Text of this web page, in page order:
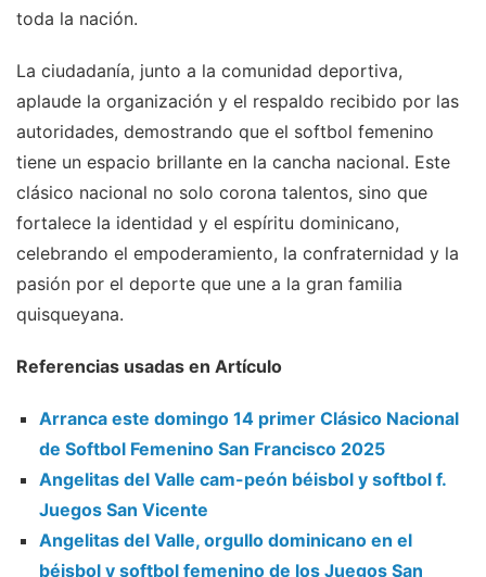
toda la nación.
La ciudadanía, junto a la comunidad deportiva,
aplaude la organización y el respaldo recibido por las
autoridades, demostrando que el softbol femenino
tiene un espacio brillante en la cancha nacional. Este
clásico nacional no solo corona talentos, sino que
fortalece la identidad y el espíritu dominicano,
celebrando el empoderamiento, la confraternidad y la
pasión por el deporte que une a la gran familia
quisqueyana.
Referencias usadas en Artículo
Arranca este domingo 14 primer Clásico Nacional
de Softbol Femenino San Francisco 2025
Angelitas del Valle cam-peón béisbol y softbol f.
Juegos San Vicente
Angelitas del Valle, orgullo dominicano en el
béisbol y softbol femenino de los Juegos San